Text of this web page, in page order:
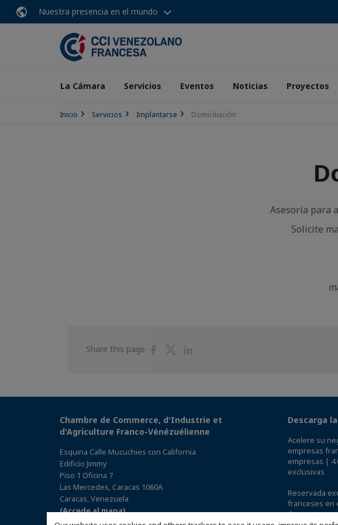
Nuestra presencia en el mundo
La Cámara Servicios Eventos Noticias Proyectos
Inicio Servicios Implantarse Domiciliación
Asesoría para
Solicite
Share this page
ShareShare
Chambre de Commerce, d'Industrie et
d'Agriculture Franco-Vénézuélienne
Esquina Calle Mucuchies con California
Edificio Jimmy
Piso 1 Oficina 7
Las Mercedes, Caracas 1060A
Caracas, Venezuela
(Accede al mapa)
Descarga
Acelere su
empresas
empresas |
exclusivas
Reservada
franceses en
Connect..